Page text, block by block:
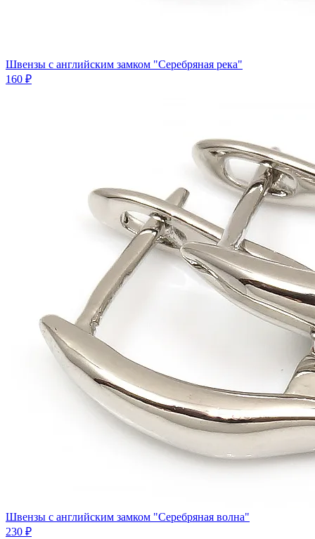
Швензы с английским замком "Серебряная река"
160 ₽
Швензы с английским замком "Серебряная волна"
230 ₽